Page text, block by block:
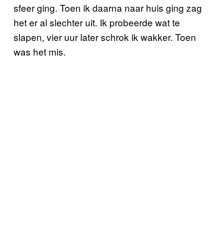
sfeer ging. Toen ik daarna naar huis ging zag
het er al slechter uit. Ik probeerde wat te
slapen, vier uur later schrok ik wakker. Toen
was het mis.